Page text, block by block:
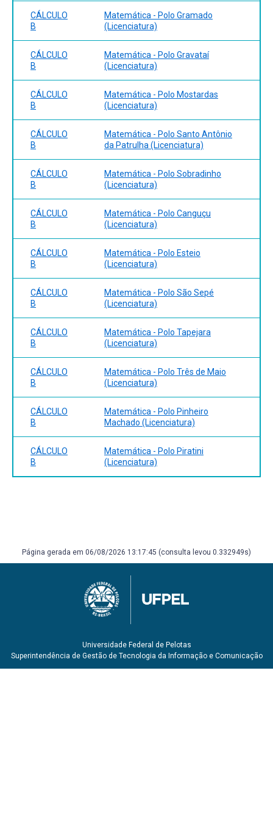
CÁLCULO
B
Matemática - Polo Gramado
(Licenciatura)
CÁLCULO
B
Matemática - Polo Gravataí
(Licenciatura)
CÁLCULO
B
Matemática - Polo Mostardas
(Licenciatura)
CÁLCULO
B
Matemática - Polo Santo Antônio
da Patrulha (Licenciatura)
CÁLCULO
B
Matemática - Polo Sobradinho
(Licenciatura)
CÁLCULO
B
Matemática - Polo Canguçu
(Licenciatura)
CÁLCULO
B
Matemática - Polo Esteio
(Licenciatura)
CÁLCULO
B
Matemática - Polo São Sepé
(Licenciatura)
CÁLCULO
B
Matemática - Polo Tapejara
(Licenciatura)
CÁLCULO
B
Matemática - Polo Três de Maio
(Licenciatura)
CÁLCULO
B
Matemática - Polo Pinheiro
Machado (Licenciatura)
CÁLCULO
B
Matemática - Polo Piratini
(Licenciatura)
Página gerada em 06/08/2026 13:17:45 (consulta levou 0.332949s)
Universidade Federal de Pelotas
Superintendência de Gestão de Tecnologia da Informação e Comunicação